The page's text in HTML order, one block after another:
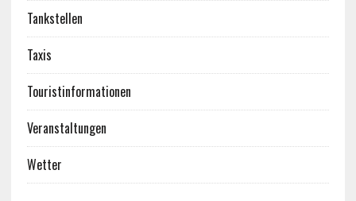
Tankstellen
Taxis
Touristinformationen
Veranstaltungen
Wetter